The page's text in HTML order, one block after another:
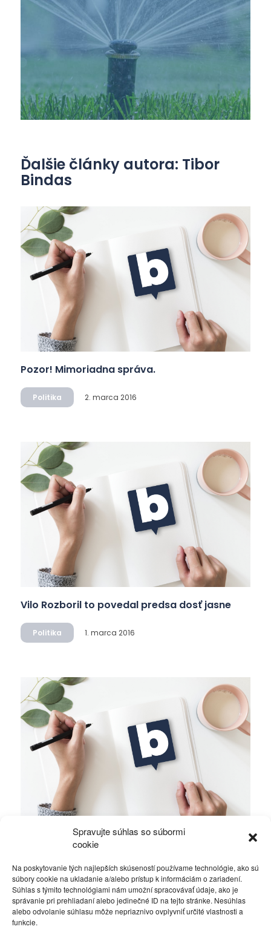
Spravujte súhlas so súbormi
cookie
Na poskytovanie tých najlepších skúseností používame technológie, ako sú
súbory cookie na ukladanie a/alebo prístup k informáciám o zariadení.
Súhlas s týmito technológiami nám umožní spracovávať údaje, ako je
správanie pri prehliadaní alebo jedinečné ID na tejto stránke. Nesúhlas
alebo odvolanie súhlasu môže nepriaznivo ovplyvniť určité vlastnosti a
funkcie.
Ďalšie články autora: Tibor
Bindas
Pozor! Mimoriadna správa.
Politika 2. marca 2016
Vilo Rozboril to povedal predsa dosť jasne
Politika 1. marca 2016
Nikodým – Mika – Fico, je to len náhoda?
Politika 29. februára 2016